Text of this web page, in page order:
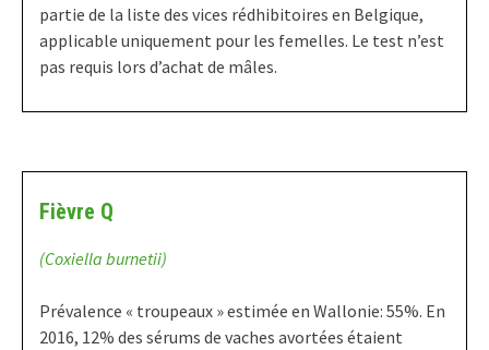
partie de la liste des vices rédhibitoires en Belgique,
applicable uniquement pour les femelles. Le test n’est
pas requis lors d’achat de mâles.
Fièvre Q
(Coxiella burnetii)
Prévalence « troupeaux » estimée en Wallonie: 55%. En
2016, 12% des sérums de vaches avortées étaient